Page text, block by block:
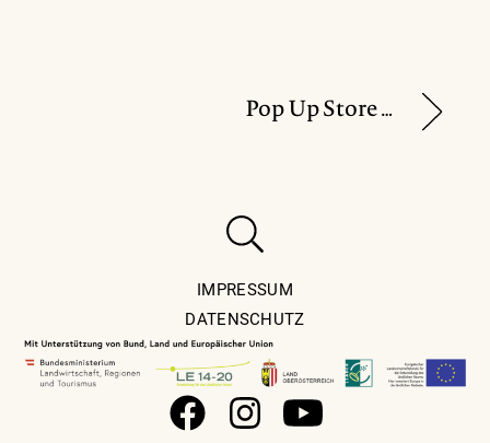
Pop Up Store von „Zeitlos Design“
IMPRESSUM
DATENSCHUTZ